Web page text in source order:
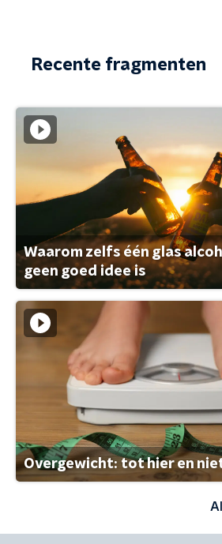
Recente fragmenten
Waarom zelfs één glas
geen goed idee is
Overgewicht: tot hier en